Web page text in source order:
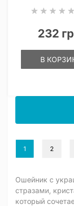
232
В
1 2
Ошейник с
стразами,
который